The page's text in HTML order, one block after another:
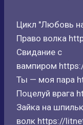
Цикл "Любовь
Право волка
Свидание с
вампиром
Ты — моя пара
Поцелуй врага
Зайка на
волк https://